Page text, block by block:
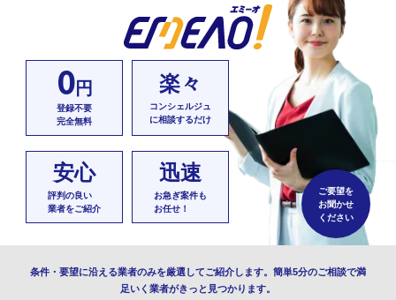
0円
登録不要
完全無料
楽々
コンシェルジュ
に相談するだけ
安心
評判の良い
業者をご紹介
迅速
お急ぎ案件も
お任せ！
ご要望を
お聞かせ
ください
条件・要望に沿える業者のみを厳選してご紹介します。簡単5分のご相談で満
足いく業者がきっと見つかります。